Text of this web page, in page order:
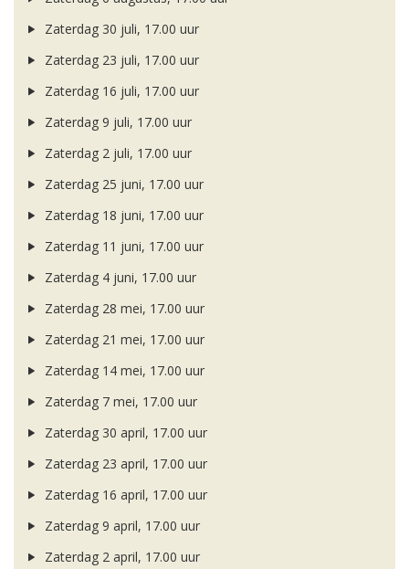
Zaterdag 30 juli, 17.00 uur
Zaterdag 23 juli, 17.00 uur
Zaterdag 16 juli, 17.00 uur
Zaterdag 9 juli, 17.00 uur
Zaterdag 2 juli, 17.00 uur
Zaterdag 25 juni, 17.00 uur
Zaterdag 18 juni, 17.00 uur
Zaterdag 11 juni, 17.00 uur
Zaterdag 4 juni, 17.00 uur
Zaterdag 28 mei, 17.00 uur
Zaterdag 21 mei, 17.00 uur
Zaterdag 14 mei, 17.00 uur
Zaterdag 7 mei, 17.00 uur
Zaterdag 30 april, 17.00 uur
Zaterdag 23 april, 17.00 uur
Zaterdag 16 april, 17.00 uur
Zaterdag 9 april, 17.00 uur
Zaterdag 2 april, 17.00 uur